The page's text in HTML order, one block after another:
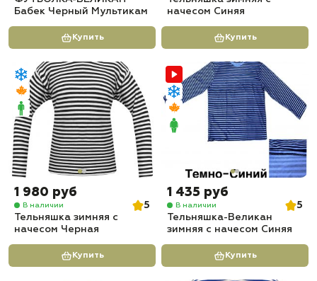
Бабек Черный Мультикам
Купить
начесом Синяя
Купить
1 980 руб
В наличии
5
Тельняшка зимняя с
начесом Черная
Купить
1 435 руб
В наличии
5
Тельняшка-Великан
зимняя с начесом Синяя
Купить